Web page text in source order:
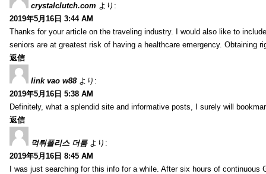
crystalclutch.com より:
2019年5月16日 3:44 AM
Thanks for your article on the traveling industry. I would also like to
seniors are at greatest risk of having a healthcare emergency. Obtaining
返信
link vao w88 より:
2019年5月16日 5:38 AM
Definitely, what a splendid site and informative posts, I surely will
返信
먹튀폴리스 더룸 より:
2019年5月16日 8:45 AM
I was just searching for this info for a while. After six hours of